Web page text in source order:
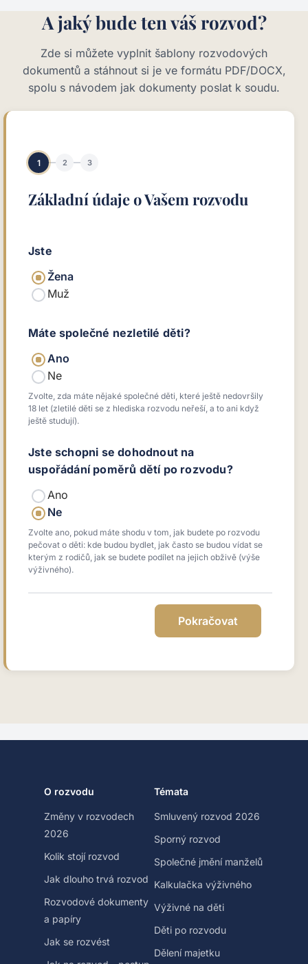
A jaký bude ten váš rozvod?
Zde si můžete vyplnit šablony rozvodových
dokumentů a stáhnout si je ve formátu PDF/DOCX,
spolu s návodem jak dokumenty poslat k soudu.
1 2 3
Základní údaje o Vašem rozvodu
Jste
Žena
Muž
Máte společné nezletilé děti?
Ano
Ne
Zvolte, zda máte nějaké společné děti, které ještě nedovršily
18 let (zletilé děti se z hlediska rozvodu neřeší, a to ani když
ještě studují).
Jste schopni se dohodnout na
uspořádání poměrů dětí po rozvodu?
Ano
Ne
Zvolte ano, pokud máte shodu v tom, jak budete po rozvodu
pečovat o děti: kde budou bydlet, jak často se budou vídat se
kterým z rodičů, jak se budete podílet na jejich obživě (výše
výživného).
O rozvodu
Změny v rozvodech
2026
Kolik stojí rozvod
Jak dlouho trvá rozvod
Rozvodové dokumenty
a papíry
Jak se rozvést
Témata
Smluvený rozvod 2026
Sporný rozvod
Společné jmění manželů
Kalkulačka výživného
Výživné na děti
Děti po rozvodu
Dělení majetku